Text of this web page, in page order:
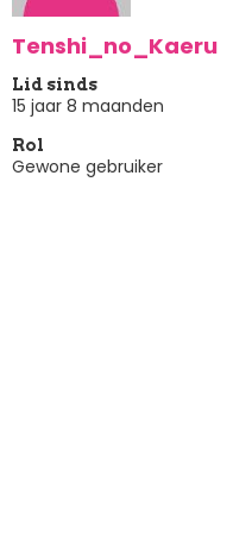
Tenshi_no_Kaeru
Lid sinds
15 jaar 8 maanden
Rol
Gewone gebruiker